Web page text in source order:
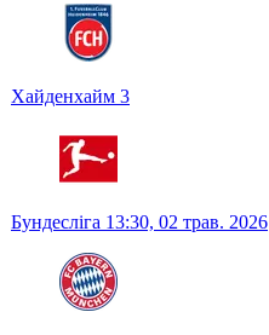
Хайденхайм 3
Бундесліга 13:30, 02 трав. 2026